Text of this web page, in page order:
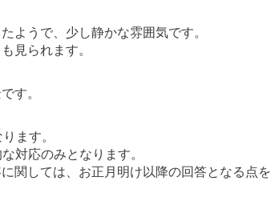
ようで、少し静かな雰囲気です。
見られます。
す。
ます。
対応のみとなります。
関しては、お正月明け以降の回答となる点を